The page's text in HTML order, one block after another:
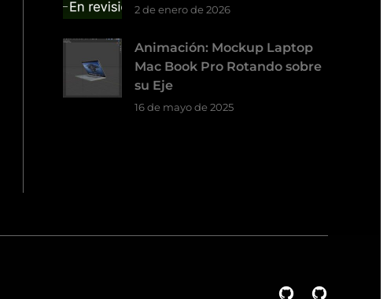
2 de enero de 2026
Animación: Mockup Laptop
Mac Book Pro Rotando sobre
su Eje
16 de mayo de 2025
GitHubGitHub